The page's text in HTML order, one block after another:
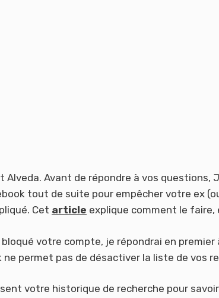
Alveda. Avant de répondre à vos
tout de suite pour empêcher votre ex
Cet article explique comment le faire,
votre compte, je répondrai en
ne permet pas de désactiver la liste de vos
votre historique de recherche pour